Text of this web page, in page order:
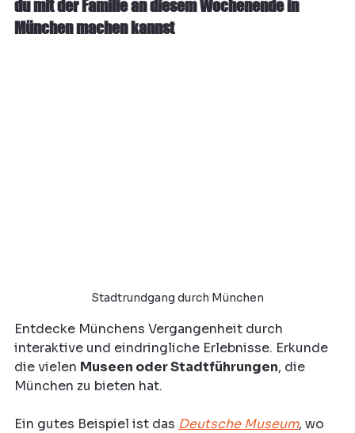
du mit der Familie an diesem Wochenende in
München machen kannst
Stadtrundgang durch München
Entdecke Münchens Vergangenheit durch
interaktive und eindringliche Erlebnisse. Erkunde
die vielen Museen oder Stadtführungen, die
München zu bieten hat.
Ein gutes Beispiel ist das Deutsche Museum, wo